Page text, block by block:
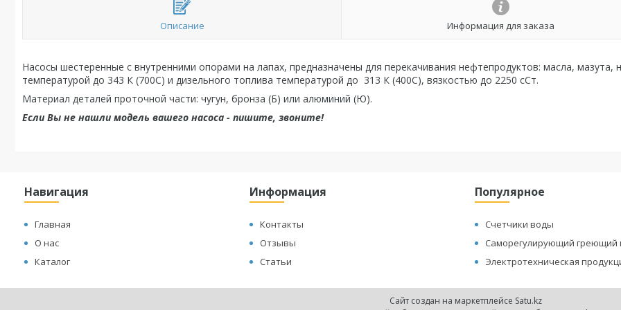
Описание Информация для заказа
Насосы шестеренные с внутренними опорами на лапах, предназначены для перекачивания нефтепродуктов: масла, мазута,
температурой до 343 К (700С) и дизельного топлива температурой до 313 К (400С), вязкостью до 2250 сСт.
Материал деталей проточной части: чугун, бронза (Б) или алюминий (Ю).
Если Вы не нашли модель вашего насоса - пишите, звоните!
Навигация
Главная
О нас
Каталог
Информация
Контакты
Отзывы
Статьи
Популярное
Счетчики воды
Саморегулирующий греющий
Электротехническая
Сайт создан на маркетплейсе Satu.kz